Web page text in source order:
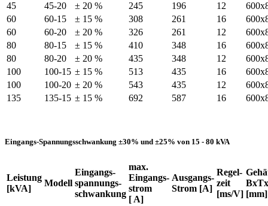
45
45-20 ± 20 % 245 196 12
60
60-15 ± 15 % 308 261 16
60
60-20 ± 20 % 326 261 12
80
80-15 ± 15 % 410 348 16
80
80-20 ± 20 % 435 348 12
100
100-15 ± 15 % 513 435 16
100
100-20 ± 20 % 543 435 12
135
135-15 ± 15 % 692 587 16
Eingangs-Spannungsschwankung ±30% und ±25% von 15 - 80 kVA
Leistung
[kVA]
Modell
Eingangs-
spannungs-
schwankung
max.
Eingangs-
strom
[ A]
Ausgangs-
Strom [A]
Regel-
zeit
[ms/V] [mm]